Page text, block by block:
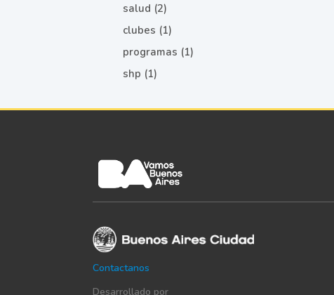
salud (2)
clubes (1)
programas (1)
shp (1)
Contactanos
Desarrollado por